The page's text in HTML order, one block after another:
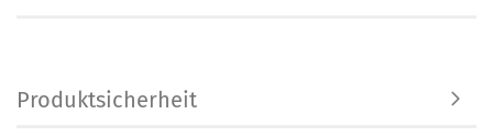
Produktsicherheit